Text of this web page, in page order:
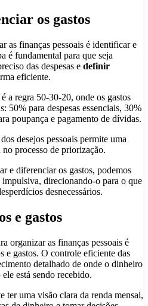
os gastos
as finanças pessoais é identificar e
é fundamental para que seja
das despesas e definir
eficiente.
a regra 50-30-20, onde os gastos
50% para despesas essenciais, 30%
poupança e pagamento de dívidas.
desejos pessoais permite uma
processo de priorização.
e diferenciar os gastos, podemos
direcionando-o para o que
desnecessários.
e gastos
organizar as finanças pessoais é
e gastos. O controle eficiente das
detalhado de onde o dinheiro
está sendo recebido.
ter uma visão clara da renda mensal,